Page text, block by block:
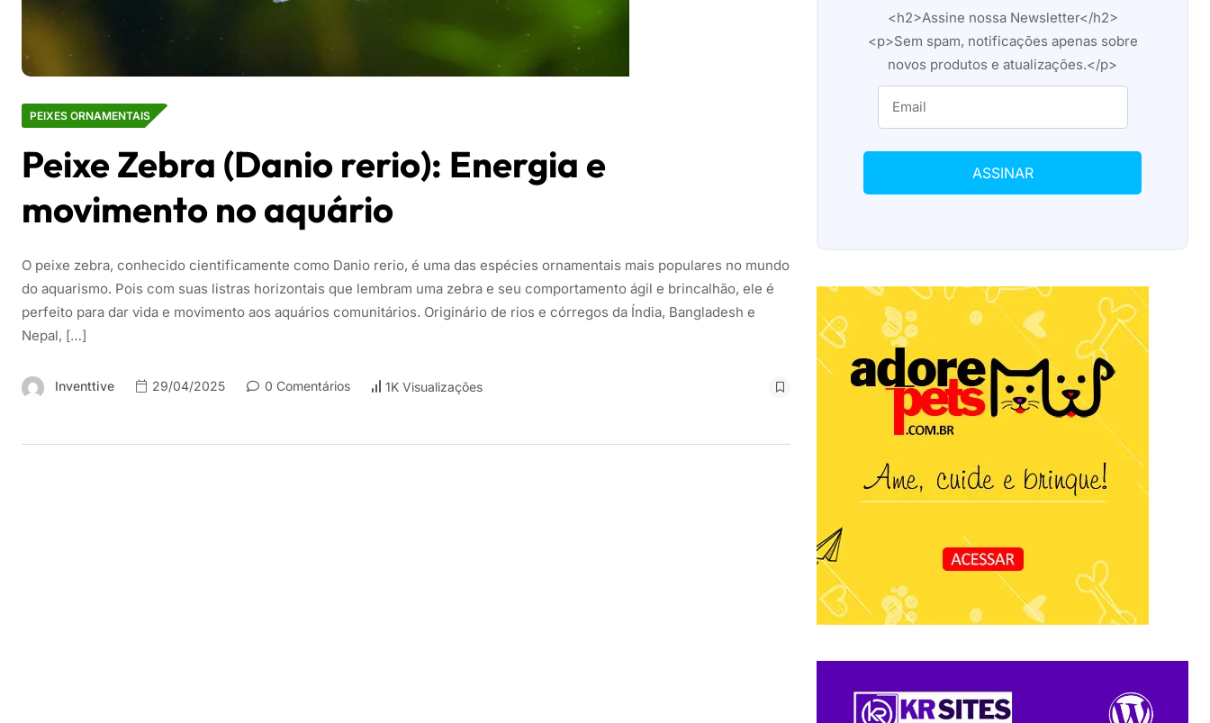
PEIXES ORNAMENTAIS
Peixe Zebra (Danio rerio): Energia e
movimento no aquário
O peixe zebra, conhecido cientificamente como Danio rerio, é uma das espécies ornamentais mais populares no mundo
do aquarismo. Pois com suas listras horizontais que lembram uma zebra e seu comportamento ágil e brincalhão, ele é
perfeito para dar vida e movimento aos aquários comunitários. Originário de rios e córregos da Índia, Bangladesh e
Nepal, […]
Inventtive 29/04/2025 0 Comentários 1K Visualizações
<h2>Assine nossa Newsletter</h2>
<p>Sem spam, notificações apenas sobre
novos produtos e atualizações.</p>
ASSINAR